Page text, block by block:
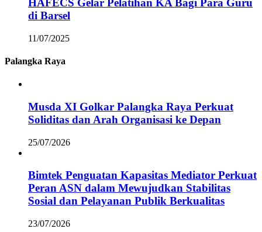
HAFECS Gelar Pelatihan KA Bagi Para Guru
di Barsel
11/07/2025
Palangka Raya
Musda XI Golkar Palangka Raya Perkuat
Soliditas dan Arah Organisasi ke Depan
25/07/2026
Bimtek Penguatan Kapasitas Mediator Perkuat
Peran ASN dalam Mewujudkan Stabilitas
Sosial dan Pelayanan Publik Berkualitas
23/07/2026